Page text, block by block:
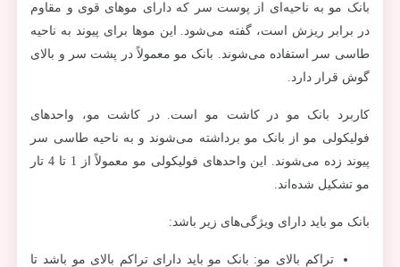
بانک مو به ناحیه‌ای از پوست سر که دارای موهای قوی و مقاوم
در برابر ریزش است، گفته می‌شود. این موها برای پیوند به ناحیه
طاسی سر استفاده می‌شوند. بانک مو معمولاً در پشت سر و بالای
گوش قرار دارد.
کاربرد بانک مو در کاشت مو است. در کاشت مو، واحدهای
فولیکولی مو از بانک مو برداشته می‌شوند و به ناحیه طاسی سر
پیوند زده می‌شوند. این واحدهای فولیکولی مو معمولاً از 1 تا 4 تار
مو تشکیل شده‌اند.
بانک مو باید دارای ویژگی‌های زیر باشد:
تراکم بالای مو: بانک مو باید دارای تراکم بالای مو باشد تا